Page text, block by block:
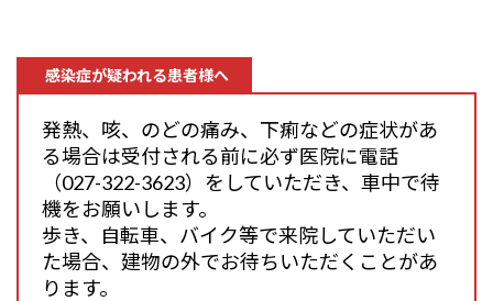
感染症が疑われる患者様へ
発熱、咳、のどの痛み、下痢などの症状があ
る場合は受付される前に必ず医院に電話
（027-322-3623）をしていただき、車中で待
機をお願いします。
歩き、自転車、バイク等で来院していただい
た場合、建物の外でお待ちいただくことがあ
ります。